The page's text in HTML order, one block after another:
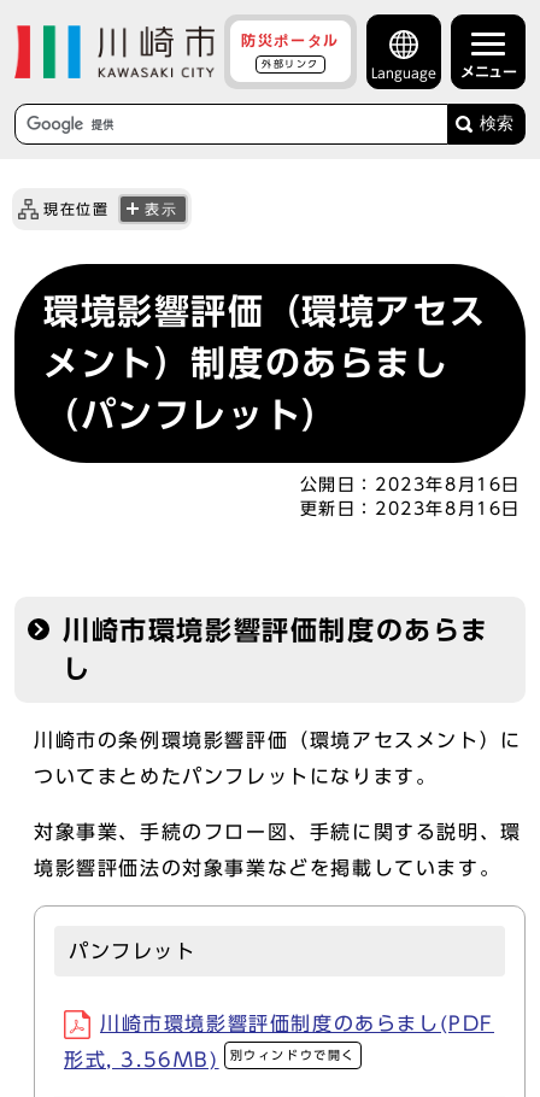
防災ポータル
外部リンク
Language メニュー
検索
現在位置 表示
環境影響評価（環境アセス
メント）制度のあらまし
（パンフレット）
公開日： 2023年8月16日
更新日： 2023年8月16日
川崎市環境影響評価制度のあらま
し
川崎市の条例環境影響評価（環境アセスメント）に
ついてまとめたパンフレットになります。
対象事業、手続のフロー図、手続に関する説明、環
境影響評価法の対象事業などを掲載しています。
パンフレット
川崎市環境影響評価制度のあらまし(PDF
形式, 3.56MB)
別ウィンドウで開く